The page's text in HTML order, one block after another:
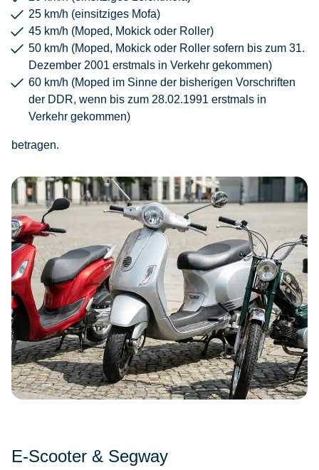
25 km/h (einsitziges Mofa)
45 km/h (Moped, Mokick oder Roller)
50 km/h (Moped, Mokick oder Roller sofern bis zum 31.
Dezember 2001 erstmals in Verkehr gekommen)
60 km/h (Moped im Sinne der bisherigen Vorschriften
der DDR, wenn bis zum 28.02.1991 erstmals in
Verkehr gekommen)
betragen.
E-Scooter & Segway